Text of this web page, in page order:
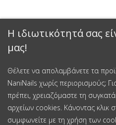
Η ιδιωτικότητά σας
μας!
Θέλετε να απολαμβάνετε τα
NaniNails χωρίς περιορισμούς;
πρέπει, χρειαζόμαστε τη
αρχείων cookies. Κάνοντας κλικ
συμφωνείτε με τη χρήση των